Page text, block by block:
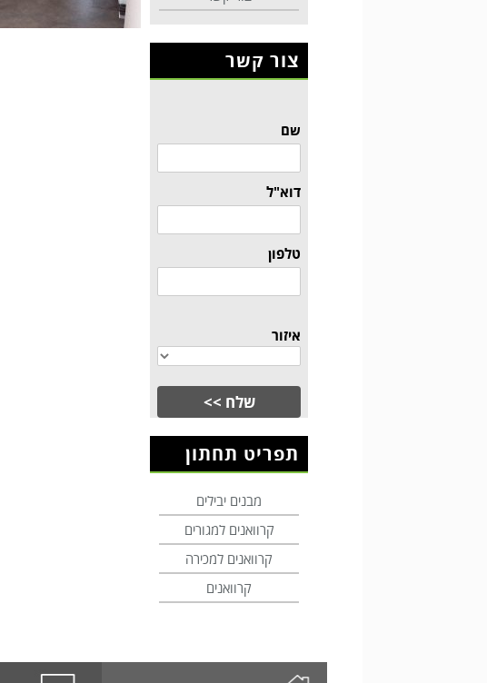
צור קשר
שם
דוא"ל
טלפון
איזור
תפריט תחתון
מבנים יבילים
קרוואנים למגורים
קרוואנים למכירה
קרוואנים